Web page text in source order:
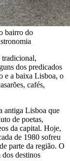
bairro do
tradicional,
dos predicados
e a baixa Lisboa, o
cafés,
antiga Lisboa que
de poetas,
da capital. Hoje,
de 1980 sofreu
parte da região. O
destinos